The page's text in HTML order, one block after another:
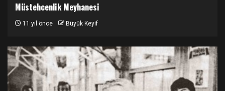
Müstehcenlik Meyhanesi
11 yıl önce Büyük Keyif